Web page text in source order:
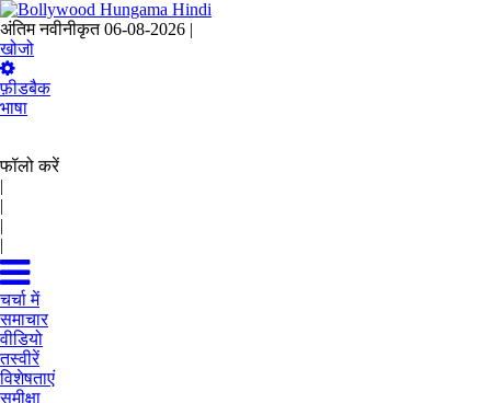
अंतिम नवीनीकृत 06-08-2026 |
खोजो
फ़ीडबैक
भाषा
फॉलो करें
|
|
|
|
चर्चा में
समाचार
वीडियो
तस्वीरें
विशेषताएं
समीक्षा